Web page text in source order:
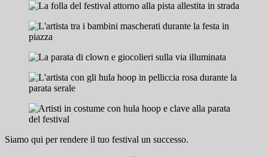
Siamo qui per rendere il tuo festival un successo.